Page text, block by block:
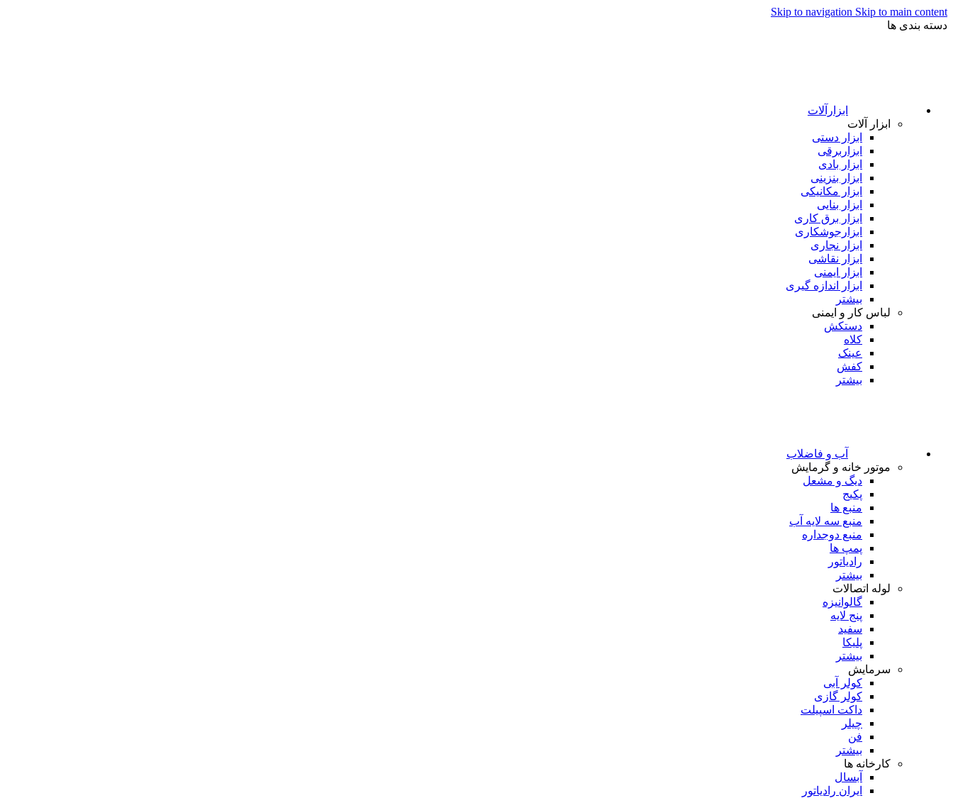
Skip to navigation Skip to main content
دسته بندی ها
ابزارآلات
ابزار آلات
ابزار دستی
ابزاربرقی
ابزار بادی
ابزار بنزینی
ابزار مکانیکی
ابزار بنایی
ابزار برق کاری
ابزارجوشکاری
ابزار نجاری
ابزار نقاشی
ابزار ایمنی
ابزار اندازه گیری
بیشتر
لباس کار و ایمنی
دستکش
کلاه
عینک
کفش
بیشتر
آب و فاضلاب
موتور خانه و گرمایش
دیگ و مشعل
پکیج
منبع ها
منبع سه لایه آب
منبع دوجداره
پمپ ها
رادیاتور
بیشتر
لوله اتصالات
گالوانیزه
پنج لایه
سفید
پلیکا
بیشتر
سرمایش
کولر آبی
کولر گازی
داکت اسپیلت
چیلر
فن
بیشتر
کارخانه ها
آبسال
ایران رادیاتور